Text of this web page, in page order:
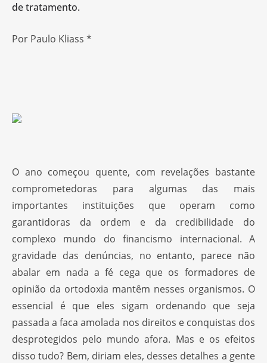
de tratamento.
Por Paulo Kliass *
O ano começou quente, com revelações bastante
comprometedoras para algumas das mais
importantes instituições que operam como
garantidoras da ordem e da credibilidade do
complexo mundo do financismo internacional. A
gravidade das denúncias, no entanto, parece não
abalar em nada a fé cega que os formadores de
opinião da ortodoxia mantêm nesses organismos. O
essencial é que eles sigam ordenando que seja
passada a faca amolada nos direitos e conquistas dos
desprotegidos pelo mundo afora. Mas e os efeitos
disso tudo? Bem, diriam eles, desses detalhes a gente